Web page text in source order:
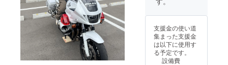
（50m
m ×
50mm
円形）
タオ
ル
の交通
費や滞
在費は
各自で
ご負担
くださ
11:00-
18:00
2025
年9月21
日（日
2025年
から
2025年
9月21日
まで）
支援金の使い道
集まった支援金
は以下に使用す
る予定です。
設備費